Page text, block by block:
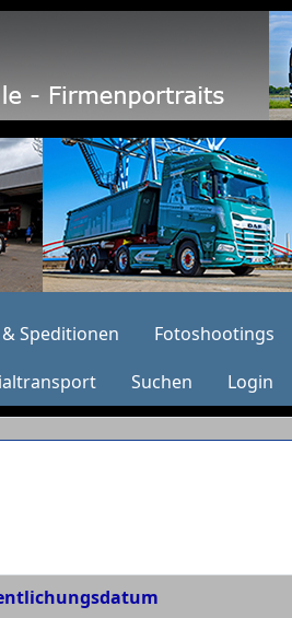
Speditionen Fotoshootings
Suchen Login